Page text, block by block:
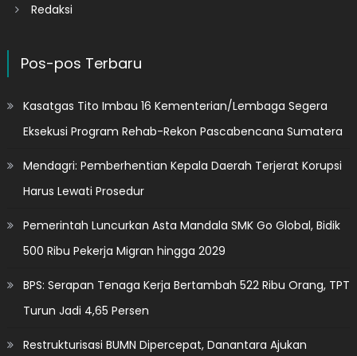
Redaksi
Pos-pos Terbaru
Kasatgas Tito Imbau 16 Kementerian/Lembaga Segera
Eksekusi Program Rehab-Rekon Pascabencana Sumatera
Mendagri: Pemberhentian Kepala Daerah Terjerat Korupsi
Harus Lewati Prosedur
Pemerintah Luncurkan Asta Mandala SMK Go Global, Bidik
500 Ribu Pekerja Migran hingga 2029
BPS: Serapan Tenaga Kerja Bertambah 522 Ribu Orang, TPT
Turun Jadi 4,65 Persen
Restrukturisasi BUMN Dipercepat, Danantara Ajukan